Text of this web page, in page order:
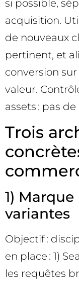
si possible,
acquisition.
de nouveaux
pertinent, et
conversion
valeur.
assets : pas de
Trois
1)
variantes
Objectif :
en place : 1)
les requêtes